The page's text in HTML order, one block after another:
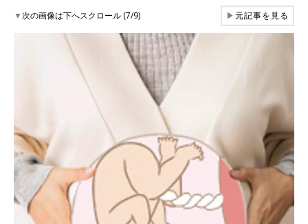
▼次の画像は下へスクロール (7/9) ▶元記事を見る